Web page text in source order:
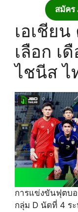
สมัคร
เอเชีย
เลือก เ
ไชนีส ไ
การแข่งขันฟุตบ
กลุ่ม D นัดที่ 4 ร